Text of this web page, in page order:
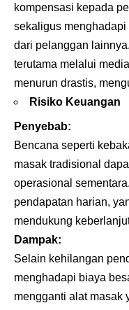
kompensasi kepada
sekaligus
dari pelanggan
terutama melalui
menurun drastis,
Risiko Keuangan
Penyebab:
Bencana seperti
masak tradisional
operasional
pendapatan harian,
mendukung
Dampak:
Selain kehilangan
menghadapi biaya
mengganti alat masak